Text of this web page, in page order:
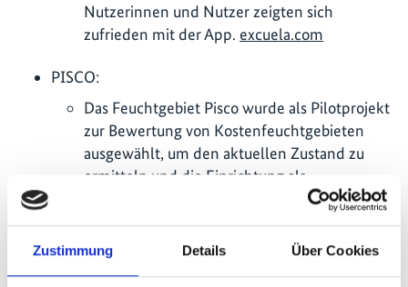
Zustimmung Details Über Cookies
Nutzerinnen und Nutzer zeigten sich
zufrieden mit der App. excuela.com
PISCO:
Das Feuchtgebiet Pisco wurde als Pilotprojekt
zur Bewertung von Kostenfeuchtgebieten
ausgewählt, um den aktuellen Zustand zu
ermitteln und die Einrichtung als
Umweltschutzgebiet (ACA) zu unterstützen.
Im Rahmen des Förderprograms Procompite
sind 168.197 Euro für Initiativen zur